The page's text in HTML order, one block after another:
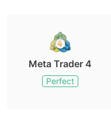
Meta Trader 4
Perfect